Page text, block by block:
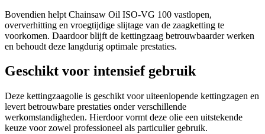
Bovendien helpt Chainsaw Oil ISO-VG 100 vastlopen,
oververhitting en vroegtijdige slijtage van de zaagketting te
voorkomen. Daardoor blijft de kettingzaag betrouwbaarder werken
en behoudt deze langdurig optimale prestaties.
Geschikt voor intensief gebruik
Deze kettingzaagolie is geschikt voor uiteenlopende kettingzagen en
levert betrouwbare prestaties onder verschillende
werkomstandigheden. Hierdoor vormt deze olie een uitstekende
keuze voor zowel professioneel als particulier gebruik.